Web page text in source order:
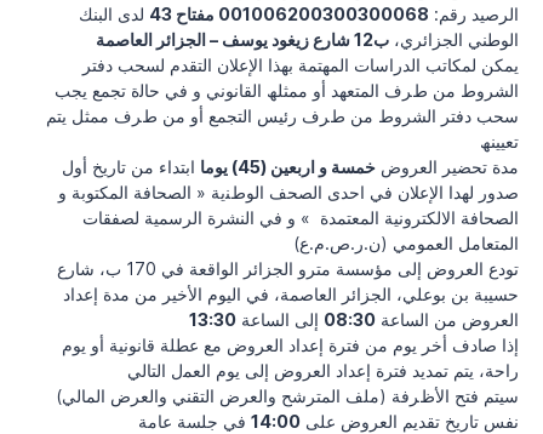
الرصيد رقم: 001006200300300068 مفتاح 43
لدى البنك
الوطني الجزائري، ب12 شارع زيغود يوسف – الجزائر العاصمة
ﯾﻤﻜﻦ ﻟﻤﻜﺎﺗﺐ اﻟﺪراﺳﺎت اﻟﻤﮭﺘﻤﺔ ﺑﮭﺬا اﻹﻋﻼن اﻟﺘﻘﺪم ﻟﺴﺤﺐ دﻓﺘﺮ
اﻟﺸﺮوط ﻣﻦ طﺮف اﻟﻤﺘﻌﮭﺪ أو ﻣﻤﺜﻠﮫ اﻟﻘﺎﻧﻮﻧﻲ و ﻓﻲ ﺣﺎﻟة ﺗﺠﻤﻊ ﯾﺠﺐ
ﺳﺤﺐ دﻓﺘﺮ اﻟﺸﺮوط ﻣﻦ طﺮف رﺋﯿﺲ اﻟﺘﺠﻤﻊ أو ﻣﻦ طﺮف ﻣﻤﺜﻞ ﯾﺘﻢ
ﺗﻌﯿﯿﻨﮫ
ﻣﺪة ﺗﺤﻀﯿﺮ اﻟﻌﺮوض ﺧﻤﺴﺔ و ارﺑﻌﯿﻦ (45) ﯾﻮﻣﺎ
اﺑﺘﺪاء ﻣﻦ ﺗﺎرﯾﺦ أول
ﺻﺪور ﻟﮭﺪا اﻹﻋﻼن ﻓﻲ اﺣﺪى اﻟﺼﺤﻒ اﻟﻮطﻨية « اﻟﺼﺤﺎﻓﺔ اﻟﻤﻜﺘﻮﺑﺔ و
اﻟﺼﺤﺎﻓﺔ اﻻﻟﻜﺘﺮوﻧﯿﺔ اﻟﻤﻌﺘﻤﺪة » و ﻓﻲ اﻟﻨﺸﺮة اﻟﺮﺳﻤﯿﺔ ﻟﺼﻔﻘﺎت
اﻟﻤﺘﻌﺎﻣﻞ اﻟﻌﻤﻮﻣﻲ (ن.ر.ص.م.ع)
ﺗﻮدع اﻟﻌﺮوض إﻟﻰ ﻣﺆﺳﺴﺔ ﻣﺘﺮو اﻟﺠﺰاﺋﺮ اﻟﻮاﻗﻌﺔ ﻓﻲ 170 ب، ﺷﺎرع
ﺣﺴﯿﺒﺔ ﺑﻦ ﺑﻮﻋﻠﻲ، اﻟﺠﺰاﺋﺮ اﻟﻌﺎﺻﻤﺔ، ﻓﻲ اﻟﯿﻮم اﻷﺧﯿﺮ ﻣﻦ ﻣﺪة إﻋﺪاد
اﻟﻌﺮوض ﻣﻦ اﻟﺴﺎﻋﺔ 08:30 إﻟﻰ اﻟﺴﺎﻋﺔ 13:30
إذا ﺻﺎدف أﺧﺮ ﯾﻮم ﻣﻦ ﻓﺘﺮة إﻋﺪاد اﻟﻌﺮوض ﻣﻊ ﻋﻄﻠﺔ ﻗﺎﻧﻮﻧﯿﺔ أو ﯾﻮم
راﺣﺔ، ﯾﺘﻢ ﺗﻤﺪﯾﺪ ﻓﺘﺮة إﻋﺪاد اﻟﻌﺮوض إﻟﻰ ﯾﻮم اﻟﻌﻤل اﻟﺘﺎﻟﻲ
ﺳﯿﺘﻢ ﻓﺘﺢ اﻷظﺮﻓﺔ (ﻣﻠﻒ اﻟﻤﺘﺮﺷﺢ واﻟﻌﺮض اﻟﺘﻘﻨﻲ واﻟﻌﺮض اﻟﻤﺎﻟﻲ)
ﻧﻔﺲ ﺗﺎرﯾﺦ ﺗﻘﺪﯾﻢ اﻟﻌﺮوض ﻋﻠﻰ 14:00 ﻓﻲ ﺟﻠﺴﺔ ﻋﺎﻣﺔ